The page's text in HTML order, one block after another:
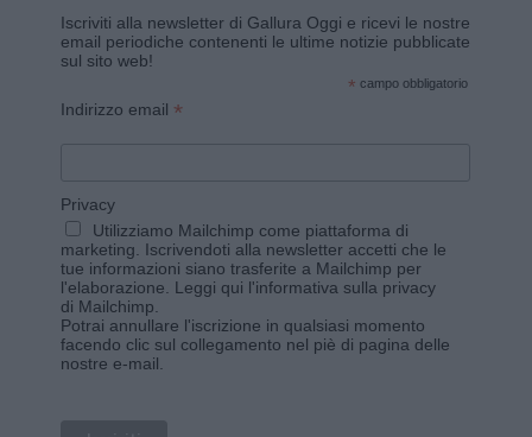
Iscriviti alla newsletter di Gallura Oggi e ricevi le nostre
email periodiche contenenti le ultime notizie pubblicate
sul sito web!
* campo obbligatorio
Indirizzo email *
Privacy
Utilizziamo Mailchimp come piattaforma di
marketing. Iscrivendoti alla newsletter accetti che le
tue informazioni siano trasferite a Mailchimp per
l'elaborazione. Leggi qui l'informativa sulla privacy
di Mailchimp
Potrai annullare l'iscrizione in qualsiasi momento
facendo clic sul collegamento nel piè di pagina delle
nostre e-mail.